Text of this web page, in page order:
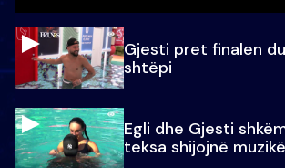
Gjesti pret finalen
shtëpi
Egli dhe Gjesti
teksa shijojnë